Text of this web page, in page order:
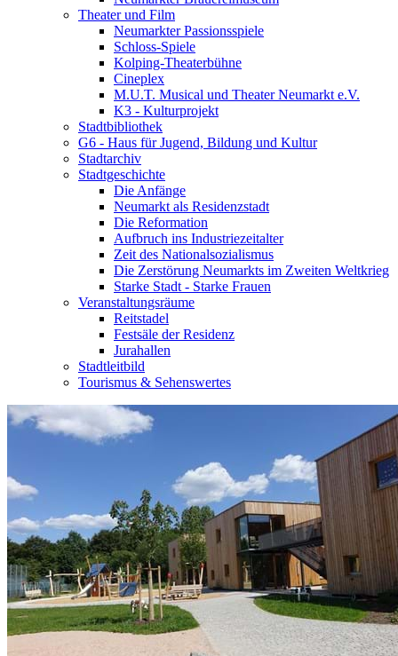
Theater und Film
Neumarkter Passionsspiele
Schloss-Spiele
Kolping-Theaterbühne
Cineplex
M.U.T. Musical und Theater Neumarkt e.V.
K3 - Kulturprojekt
Stadtbibliothek
G6 - Haus für Jugend, Bildung und Kultur
Stadtarchiv
Stadtgeschichte
Die Anfänge
Neumarkt als Residenzstadt
Die Reformation
Aufbruch ins Industriezeitalter
Zeit des Nationalsozialismus
Die Zerstörung Neumarkts im Zweiten Weltkrieg
Starke Stadt - Starke Frauen
Veranstaltungsräume
Reitstadel
Festsäle der Residenz
Jurahallen
Stadtleitbild
Tourismus & Sehenswertes